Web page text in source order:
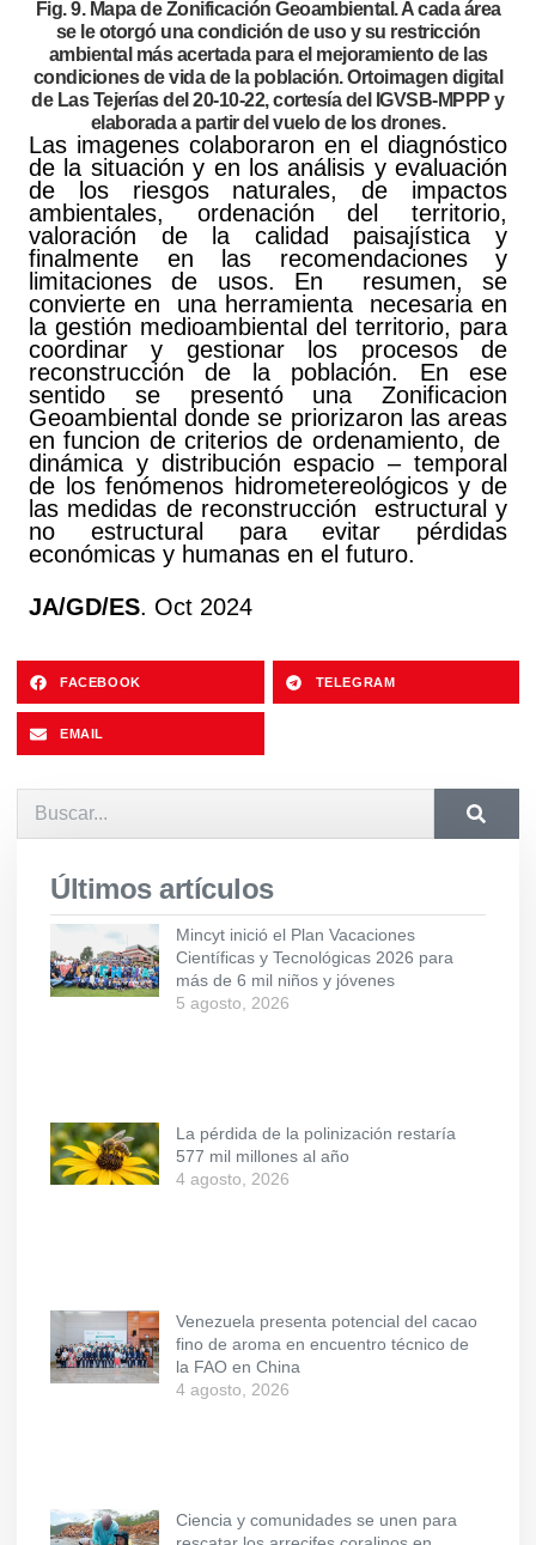
Fig. 9. Mapa de Zonificación Geoambiental. A cada área
se le otorgó una condición de uso y su restricción
ambiental más acertada para el mejoramiento de las
condiciones de vida de la población. Ortoimagen digital
de Las Tejerías del 20-10-22, cortesía del IGVSB-MPPP y
elaborada a partir del vuelo de los drones.
Las imagenes colaboraron en el diagnóstico
de la situación y en los análisis y evaluación
de los riesgos naturales, de impactos
ambientales, ordenación del territorio,
valoración de la calidad paisajística y
finalmente en las recomendaciones y
limitaciones de usos. En resumen, se
convierte en una herramienta necesaria en
la gestión medioambiental del territorio, para
coordinar y gestionar los procesos de
reconstrucción de la población. En ese
sentido se presentó una Zonificacion
Geoambiental donde se priorizaron las areas
en funcion de criterios de ordenamiento, de
dinámica y distribución espacio – temporal
de los fenómenos hidrometereológicos y de
las medidas de reconstrucción estructural y
no estructural para evitar pérdidas
económicas y humanas en el futuro.
JA/GD/ES. Oct 2024
FACEBOOK TELEGRAM
EMAIL
Últimos artículos
Mincyt inició el Plan Vacaciones
Científicas y Tecnológicas 2026 para
más de 6 mil niños y jóvenes
5 agosto, 2026
La pérdida de la polinización restaría
577 mil millones al año
4 agosto, 2026
Venezuela presenta potencial del cacao
fino de aroma en encuentro técnico de
la FAO en China
4 agosto, 2026
Ciencia y comunidades se unen para